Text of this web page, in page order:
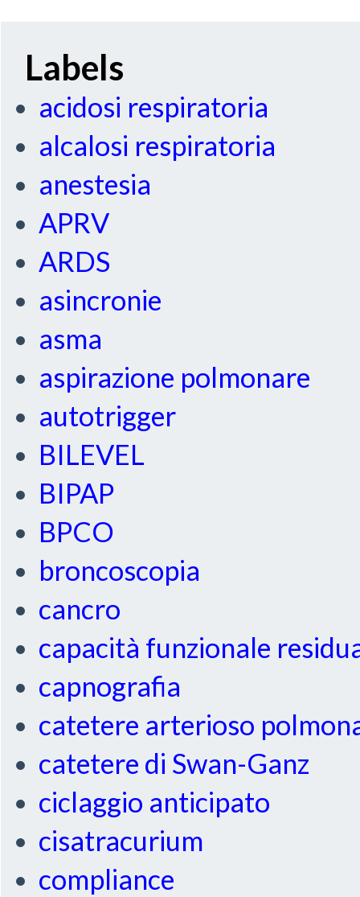
Labels
acidosi respiratoria
alcalosi respiratoria
anestesia
APRV
ARDS
asincronie
asma
aspirazione polmonare
autotrigger
BILEVEL
BIPAP
BPCO
broncoscopia
cancro
capacità funzionale
capnografia
catetere arterioso
catetere di Swan-Ganz
ciclaggio anticipato
cisatracurium
compliance